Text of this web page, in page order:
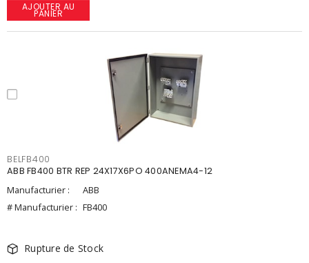
AJOUTER AU
PANIER
BELFB400
ABB FB400 BTR REP 24X17X6PO 400ANEMA4-12
Manufacturier :
ABB
# Manufacturier : FB400
Rupture de Stock